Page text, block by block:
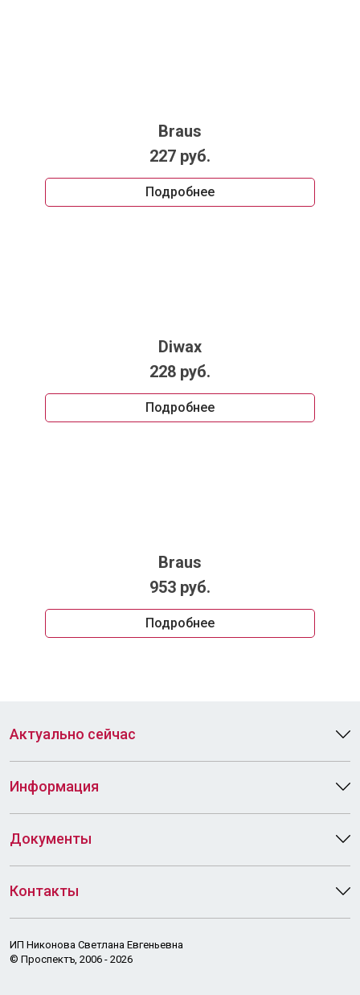
Braus
227 руб.
Подробнее
Diwax
228 руб.
Подробнее
Braus
953 руб.
Подробнее
Актуально сейчас
Информация
Документы
Контакты
ИП Никонова Светлана Евгеньевна
© Проспектъ, 2006 - 2026